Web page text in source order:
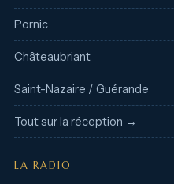
Pornic
Châteaubriant
Saint-Nazaire / Guérande
Tout sur la réception →
LA RADIO